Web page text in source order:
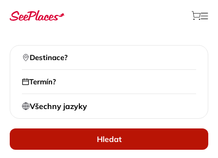
Destinace?
Termín?
Všechny jazyky
Hledat